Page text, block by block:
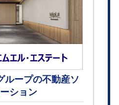
ループの不動産ソ
ション